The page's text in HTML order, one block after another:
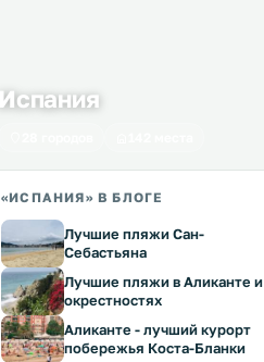
Испания
«ИСПАНИЯ» В БЛОГЕ
Лучшие пляжи Сан-
Себастьяна
Лучшие пляжи в Аликанте и
окрестностях
Аликанте - лучший курорт
побережья Коста-Бланки